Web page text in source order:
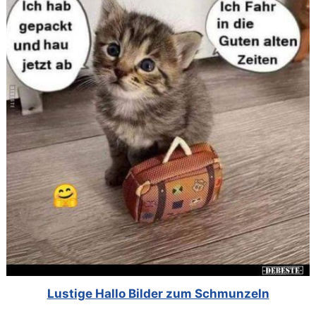
Lustige Hallo Bilder zum Schmunzeln